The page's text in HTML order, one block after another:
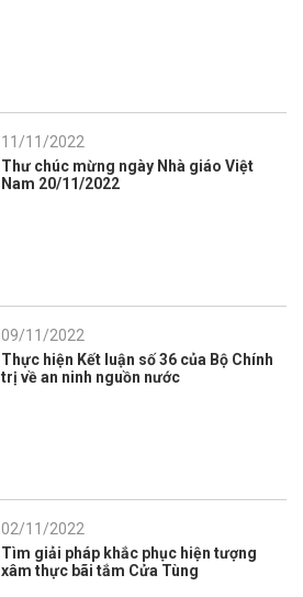
11/11/2022
Thư chúc mừng ngày Nhà giáo Việt
Nam 20/11/2022
09/11/2022
Thực hiện Kết luận số 36 của Bộ Chính
trị về an ninh nguồn nước
02/11/2022
Tìm giải pháp khắc phục hiện tượng
xâm thực bãi tắm Cửa Tùng